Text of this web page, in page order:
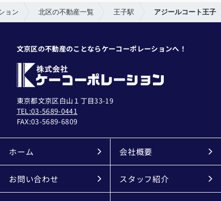
ョン 北区の不動産一覧 王子駅 アジールコート王子
文京区の不動産のことならケーコーポレーションへ！
東京都文京区白山１丁目33-19
TEL:03-5689-0441
FAX:03-5689-6809
ホーム 会社概要
お問い合わせ スタッフ紹介